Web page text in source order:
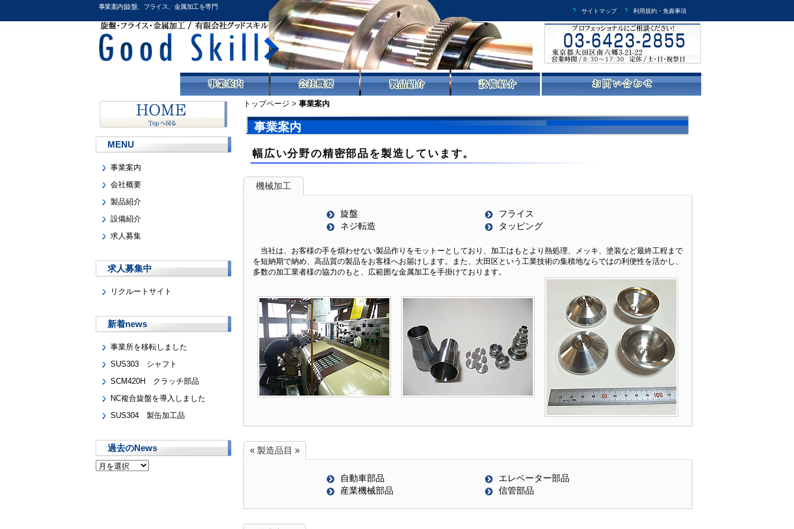
事業案内|旋盤、フライス、金属加工を専門
利用規約・免責事項
サイトマップ
トップページ > 事業案内
事業案内
幅広い分野の精密部品を製造しています。
機械加工
旋盤
ネジ転造
フライス
タッピング
当社は、お客様の手を煩わせない製品作りをモットーとしており、加工はもとより熱処理、メッキ、塗装など最終工程まで
を短納期で納め、高品質の製品をお客様へお届けします。また、大田区という工業技術の集積地ならではの利便性を活かし、
多数の加工業者様の協力のもと、広範囲な金属加工を手掛けております。
« 製造品目 »
自動車部品
産業機械部品
エレベーター部品
信管部品
MENU
事業案内
会社概要
製品紹介
設備紹介
求人募集
求人募集中
リクルートサイト
新着news
事業所を移転しました
SUS303 シャフト
SCM420H クラッチ部品
NC複合旋盤を導入しました
SUS304 製缶加工品
過去のNews
過